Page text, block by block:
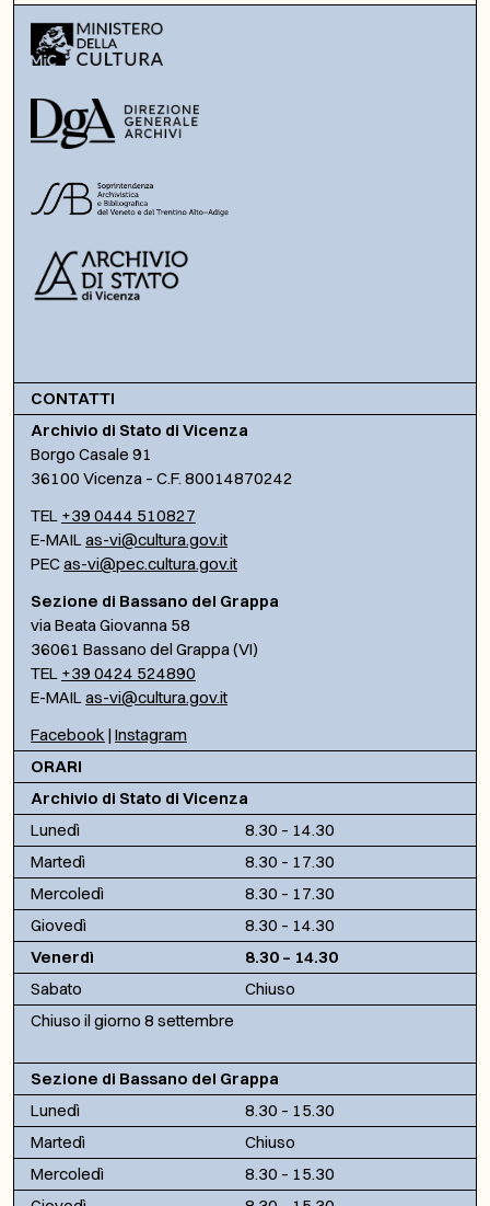
CONTATTI
Archivio di Stato di Vicenza
Borgo Casale 91
36100 Vicenza – C.F. 80014870242
TEL +39 0444 510827
E-MAILas-vi@cultura.gov.it
PECas-vi@pec.cultura.gov.it
Sezione di Bassano del Grappa
via Beata Giovanna 58
36061 Bassano del Grappa (VI)
TEL +39 0424 524890
E-MAILas-vi@cultura.gov.it
Facebook | Instagram
ORARI
Archivio di Stato di Vicenza
Lunedì
8.30 – 14.30
Martedì
8.30 – 17.30
Mercoledì
8.30 – 17.30
Giovedì
8.30 – 14.30
Venerdì
8.30 – 14.30
Sabato
Chiuso
Chiuso il giorno 8 settembre
Sezione di Bassano del Grappa
Lunedì
8.30 – 15.30
Martedì
Chiuso
Mercoledì
8.30 – 15.30